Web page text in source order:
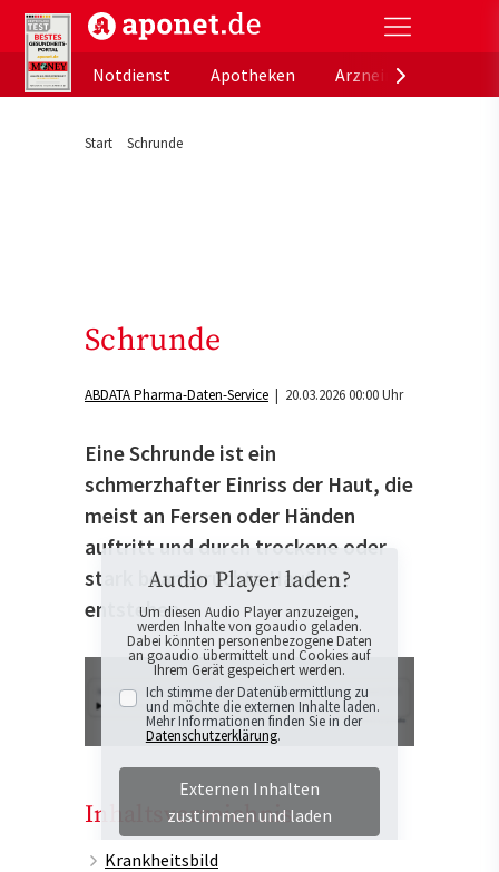
aponet.de - Das offizielle Gesundheitsportal der
Notdienst
Apotheken
Start Schrunde
Schrunde
ABDATA Pharma-Daten-Service | 20.03.2026 00:00 Uhr
Eine Schrunde ist ein
schmerzhafter Einriss der Haut, die
meist an Fersen oder Händen
auftritt und durch trockene oder
stark beanspruchte Haut
entstehen.
Audio Player laden?
Um diesen Audio Player anzuzeigen,
werden Inhalte von goaudio geladen.
Dabei könnten personenbezogene Daten
an goaudio übermittelt und Cookies auf
Ihrem Gerät gespeichert werden.
Ich stimme der Datenübermittlung zu
und möchte die externen Inhalte laden.
Mehr Informationen finden Sie in der
Datenschutzerklärung.
Externen Inhalten
zustimmen und laden
Inhaltsverzeichnis
Krankheitsbild